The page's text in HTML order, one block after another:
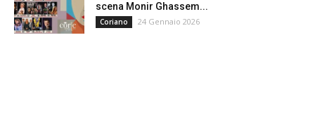
scena Monir Ghassem...
Coriano 24 Gennaio 2026